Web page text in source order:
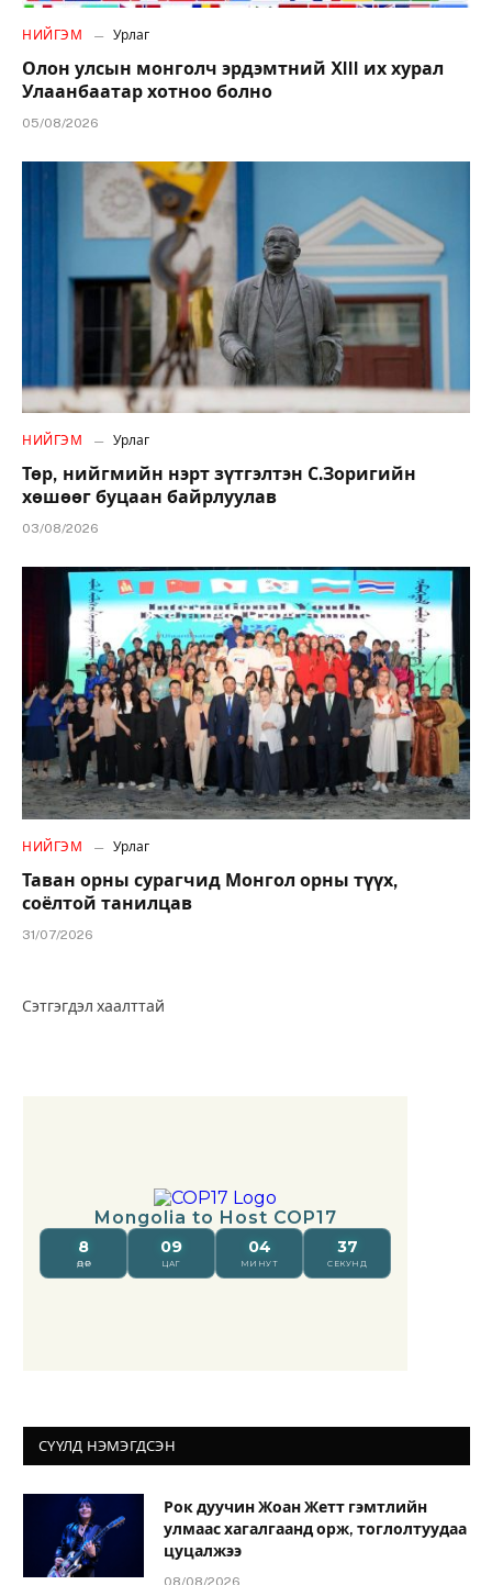
НИЙГЭМ Урлаг
Олон улсын монголч эрдэмтний XIII их хурал
Улаанбаатар хотноо болно
05/08/2026
НИЙГЭМ Урлаг
Төр, нийгмийн нэрт зүтгэлтэн С.Зоригийн
хөшөөг буцаан байрлуулав
03/08/2026
НИЙГЭМ Урлаг
Таван орны сурагчид Монгол орны түүх,
соёлтой танилцав
31/07/2026
Сэтгэгдэл хаалттай
СҮҮЛД НЭМЭГДСЭН
Рок дуучин Жоан Жетт гэмтлийн
улмаас хагалгаанд орж, тоглолтуудаа
цуцалжээ
08/08/2026